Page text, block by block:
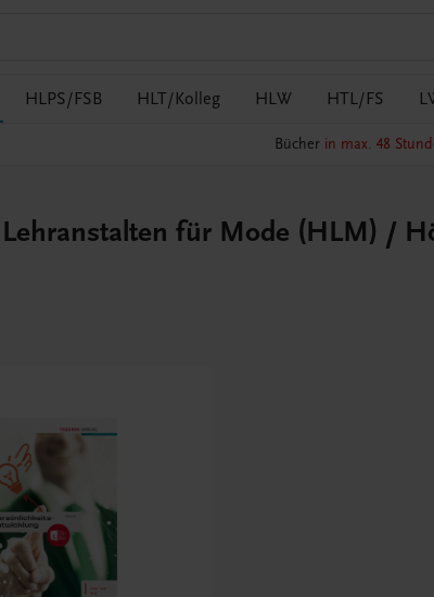
HLPS/FSB HLT/Kolleg HLW HTL/FS
Bücher in max. 48
für Mode (HLM) /